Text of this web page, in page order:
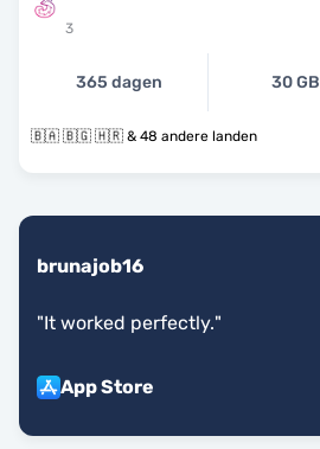
3
365 dagen 30 GB
🇧🇦 🇧🇬 🇭🇷 & 48 andere landen
brunajob16
"It worked perfectly."
App Store